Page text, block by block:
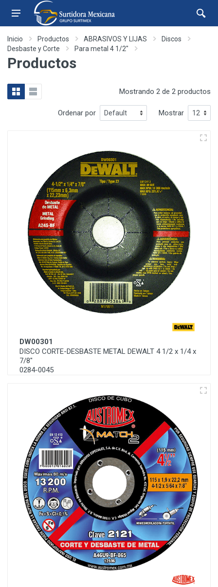
Inicio Productos ABRASIVOS Y LIJAS
Discos
Desbaste y Corte
Para metal 4 1/2"
Productos
Mostrando 2 de 2 productos
Ordenar por Mostrar
DW00301
DISCO CORTE-DESBASTE METAL DEWALT 4 1/2 x 1/4 x
7/8"
0284-0045